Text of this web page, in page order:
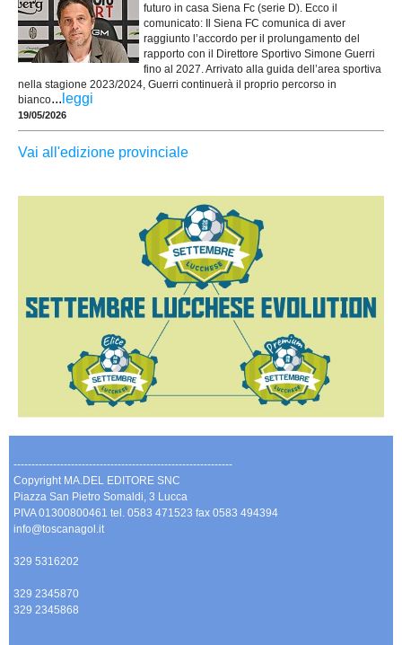
futuro in casa Siena Fc (serie D). Ecco il
comunicato: Il Siena FC comunica di aver
raggiunto l’accordo per il prolungamento del
rapporto con il Direttore Sportivo Simone Guerri
fino al 2027. Arrivato alla guida dell’area sportiva
nella stagione 2023/2024, Guerri continuerà il proprio percorso in
bianco... leggi
19/05/2026
Vai all'edizione provinciale
-------------------------------------------------------------
Copyright MA.DEL EDITORE SNC
Piazza San Pietro Somaldi, 3 Lucca
PIVA 01300800461 tel. 0583 471523 fax 0583 494394
info@toscanagol.it
329 5316202
329 2345870
329 2345868